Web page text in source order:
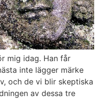
mig idag. Han får
inte lägger märke
och de vi blir skeptiska
av dessa tre